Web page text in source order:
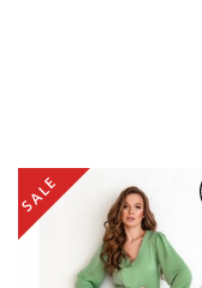
SALE